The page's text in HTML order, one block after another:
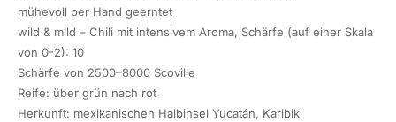
mühevoll per Hand geerntet
wild & mild – Chili mit intensivem Aroma, Schärfe (auf einer Skala
von 0-2): 10
Schärfe von 2500–8000 Scoville
Reife: über grün nach rot
Herkunft: mexikanischen Halbinsel Yucatán, Karibik